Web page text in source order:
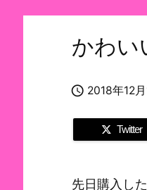
かわい
 2018年12月
Twitter
先日購入し